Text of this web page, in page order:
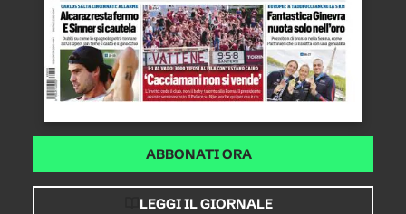
ABBONATI ORA
LEGGI IL GIORNALE